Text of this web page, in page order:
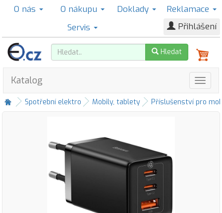
O nás O nákupu Doklady
Reklamace
Servis
Přihlášení
Hledat
Katalog
Spotřební elektro Mobily, tablety Příslušenství pro